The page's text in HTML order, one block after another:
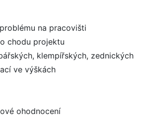
na pracovišti
chodu projektu
klempířských, zednických
ve výškách
ohodnocení